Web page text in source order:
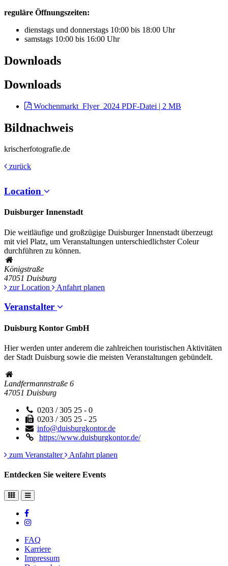
reguläre Öffnungszeiten:
dienstags und donnerstags 10:00 bis 18:00 Uhr
samstags 10:00 bis 16:00 Uhr
Downloads
Downloads
Wochenmarkt_Flyer_2024 PDF-Datei | 2 MB
Bildnachweis
krischerfotografie.de
zurück
Location
Duisburger Innenstadt
Die weitläufige und großzügige Duisburger Innenstadt überzeugt
mit viel Platz, um Veranstaltungen unterschiedlichster Coleur
durchführen zu können.
Königstraße
47051 Duisburg
zur Location
Anfahrt planen
Veranstalter
Duisburg Kontor GmbH
Hier werden unter anderem die zahlreichen touristischen Aktivitäten
der Stadt Duisburg sowie die meisten Veranstaltungen gebündelt.
Landfermannstraße 6
47051 Duisburg
0203 / 305 25 - 0
0203 / 305 25 - 25
info@duisburgkontor.de
https://www.duisburgkontor.de/
zum Veranstalter
Anfahrt planen
Entdecken Sie weitere Events
FAQ
Karriere
Impressum